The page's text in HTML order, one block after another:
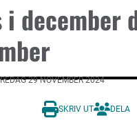
i december
29 NOVEMBER 2024
SKRIV UT DELA